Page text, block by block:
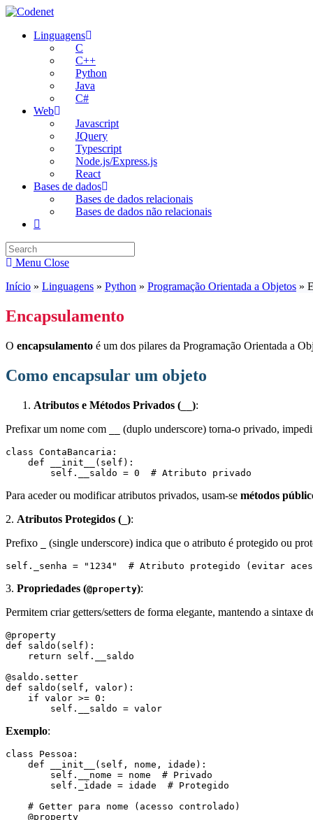
Skip
contentLinguagens
C
C++
Python
Java
C#
Web
Javascript
JQuery
Typescript
Node.js/Express.js
React
Bases de dados
Bases de dados relacionais
Bases de dados não relacionais
Toggle
search
Menu Close
Início » Linguagens » Python » Programação Orientada a Objetos »
Encapsulamento
O encapsulamento é um dos pilares da Programação Orientada a
Como encapsular um objeto
Atributos e Métodos Privados ( ):
Prefixar um nome com
(duplo underscore) torna-o privado,
class ContaBancaria:
        self.__saldo = 0  # Atributo privado
Para aceder ou modificar atributos privados, usam-se métodos
2. Atributos Protegidos ( ):
Prefixo
(single underscore) indica que o atributo é protegido ou
self._senha = "1234"  # Atributo protegido (evitar
3. Propriedades (@property):
Permitem criar getters/setters de forma elegante, mantendo a sintaxe
@property
def saldo(self):
@saldo.setter
def saldo(self, valor):
        self.__saldo = valor
Exemplo:
class Pessoa: